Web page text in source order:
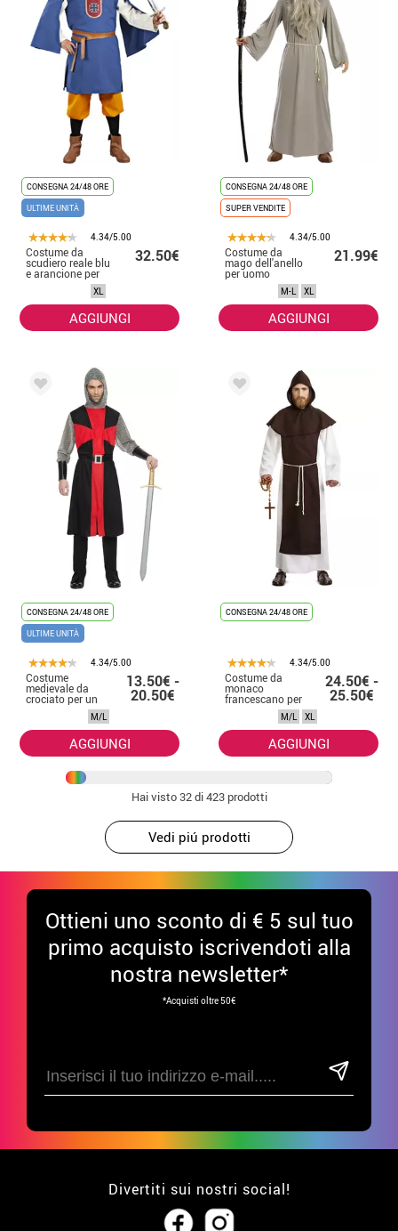
CONSEGNA 24/48 ORE
ULTIME UNITÀ
4.34/5.00
Costume da
scudiero reale blu
e arancione per
32.50€
XL
AGGIUNGI
CONSEGNA 24/48 ORE
SUPER VENDITE
4.34/5.00
Costume da
mago dell'anello
per uomo
21.99€
M-L XL
AGGIUNGI
CONSEGNA 24/48 ORE
ULTIME UNITÀ
4.34/5.00
Costume
medievale da
crociato per un
13.50€ -
20.50€
M/L
AGGIUNGI
CONSEGNA 24/48 ORE
4.34/5.00
Costume da
monaco
francescano per
24.50€ -
25.50€
M/L XL
AGGIUNGI
Hai visto32di 423 prodotti
Vedi piú prodotti
Ottieni uno sconto di € 5 sul tuo
primo acquisto iscrivendoti alla
nostra newsletter*
*Acquisti oltre 50€
Divertiti sui nostri social!